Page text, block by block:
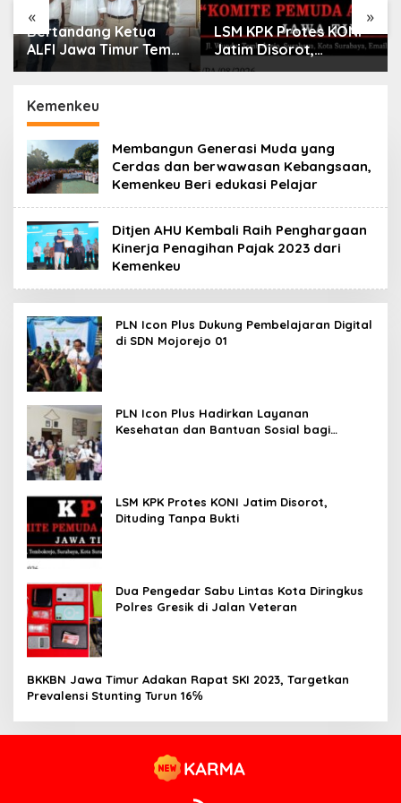
« »
Bertandang Ketua
ALFI Jawa Timur Temui
Dirut TPS Surabaya
Konsolidasi
Peningkatan Layanan
LSM KPK Protes KONI
Jatim Disorot,
Dituding Tanpa Bukti
Kemenkeu
Membangun Generasi Muda yang
Cerdas dan berwawasan Kebangsaan,
Kemenkeu Beri edukasi Pelajar
Ditjen AHU Kembali Raih Penghargaan
Kinerja Penagihan Pajak 2023 dari
Kemenkeu
PLN Icon Plus Dukung Pembelajaran Digital
di SDN Mojorejo 01
PLN Icon Plus Hadirkan Layanan
Kesehatan dan Bantuan Sosial bagi
LSM KPK Protes KONI Jatim Disorot,
Dituding Tanpa Bukti
Dua Pengedar Sabu Lintas Kota Diringkus
Polres Gresik di Jalan Veteran
BKKBN Jawa Timur Adakan Rapat SKI 2023, Targetkan
Prevalensi Stunting Turun 16℅